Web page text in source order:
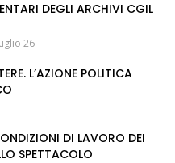
DEGLI ARCHIVI CGIL
26
L’AZIONE POLITICA
DI LAVORO DEI
SPETTACOLO